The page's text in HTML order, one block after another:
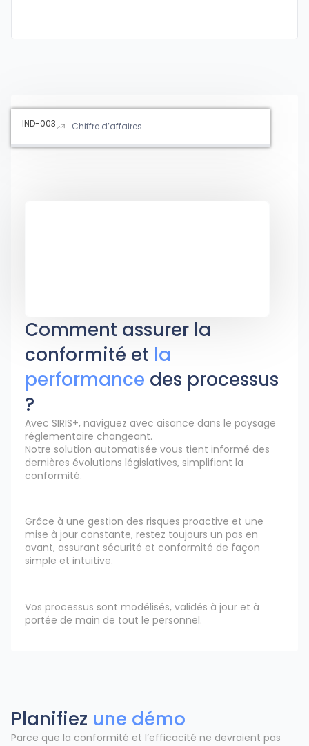
IND-003 Chiffre d’affaires
Comment assurer la
conformité et la
performance des processus
?
Avec SIRIS+, naviguez avec aisance dans le paysage
réglementaire changeant.
Notre solution automatisée vous tient informé des
dernières évolutions législatives, simplifiant la
conformité.
Grâce à une gestion des risques proactive et une
mise à jour constante, restez toujours un pas en
avant, assurant sécurité et conformité de façon
simple et intuitive.
Vos processus sont modélisés, validés à jour et à
portée de main de tout le personnel.
Planifiez une démo
Parce que la conformité et l’efficacité ne devraient pas